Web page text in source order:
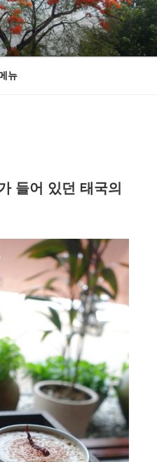
뉴
들어 있던 태국의